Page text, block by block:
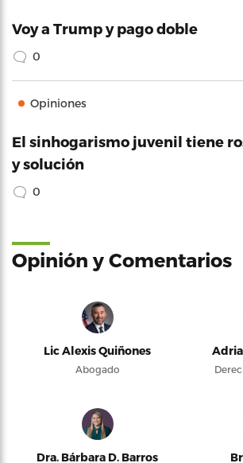
Voy a Trump y pago doble
0
Opiniones
El sinhogarismo juvenil tiene
y solución
0
Opinión y Comentarios
Lic Alexis Quiñones
Abogado
Dra. Bárbara D. Barros